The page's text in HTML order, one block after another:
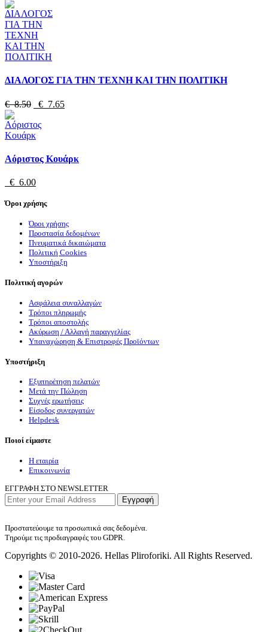
ΔΙΑΛΟΓΟΣ ΓΙΑ ΤΗΝ ΤΕΧΝΗ ΚΑΙ ΤΗΝ ΠΟΛΙΤΙΚΗ
€ 8.50 € 7.65
Αόριστος Κουάρκ
€ 6.00
Όροι χρήσης
Όροι χρήσης
Προστασία δεδομένων
Πνευματικά δικαιώματα
Πολιτική Cookies
Υποστήριξη
Πολιτική αγορών
Ασφάλεια συναλλαγών
Τρόποι πληρωμής
Τρόποι αποστολής
Ακύρωση / Αλλαγή παραγγελίας
Υπαναχώρηση & Επιστροφές Προϊόντων
Υποστήριξη
Εξυπηρέτηση πελατών
Μετά την Πώληση
Συχνές ερωτήσεις
Είσοδος συνεργατών
Helpdesk
Ποιοί είμαστε
Η εταιρία
Επικοινωνία
ΕΓΓΡΑΦΗ ΣΤΟ NEWSLETTER
Εγγραφή
Προστατεύουμε τα προσωπικά σας δεδομένα.
Τηρούμε τις προδιαγραφές του GDPR.
Copyrights © 2010-2026. Hellas Pliroforiki. All Rights Reserved.